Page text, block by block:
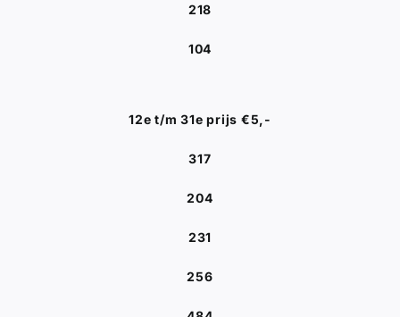
218
104
12e t/m 31e prijs €5,-
317
204
231
256